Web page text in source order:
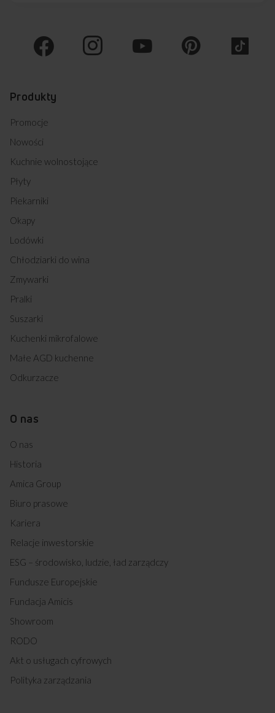
Produkty
Promocje
Nowości
Kuchnie wolnostojące
Płyty
Piekarniki
Okapy
Lodówki
Chłodziarki do wina
Zmywarki
Pralki
Suszarki
Kuchenki mikrofalowe
Małe AGD kuchenne
Odkurzacze
O nas
O nas
Historia
Amica Group
Biuro prasowe
Kariera
Relacje inwestorskie
ESG – środowisko, ludzie, ład zarządczy
Fundusze Europejskie
Fundacja Amicis
Showroom
RODO
Akt o usługach cyfrowych
Polityka zarządzania